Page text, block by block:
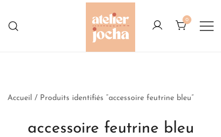
content
0
Accueil / Produits identifiés “accessoire feutrine bleu”
accessoire feutrine bleu